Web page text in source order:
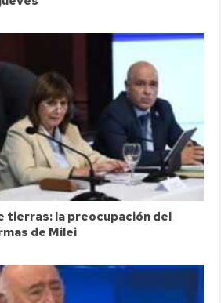
tierras: la preocupación del
de Milei